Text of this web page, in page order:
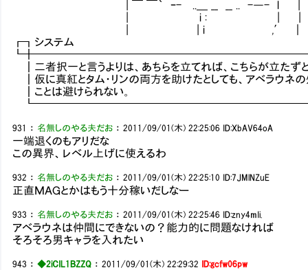
| ￣ ￣｀ ｰ- ..＿ __ __ .. -―- l |
| i : | |
| | i ,′ ｜
┏┓システ
┃二者択一と言うよりは、あちらを立てれば、こちらが立たずと
┃仮に真紅とタム・リンの両方を助けたとしても、アベラウネ
┃ことは避けられない。
931 ： 名無しのやる夫だお ：2011/09/01(木) 22:25:06 ID:XbAV64oA
一端退くのもアリだな
この異界、レベル上げに使えるわ
932 ： 名無しのやる夫だお ：2011/09/01(木) 22:25:10 ID:7JMlNZuE
正直ＭＡＧとかはもう十分稼いだしなー
933 ： 名無しのやる夫だお ：2011/09/01(木) 22:25:46 ID:zny4mIi.
アベラウネは仲間にできないの？能力的に問題なければ
そろそろ男キャラを入れたい
943 ：◆2iCIL1BZZQ ：2011/09/01(木) 22:29:32 ID:gcfw06pw